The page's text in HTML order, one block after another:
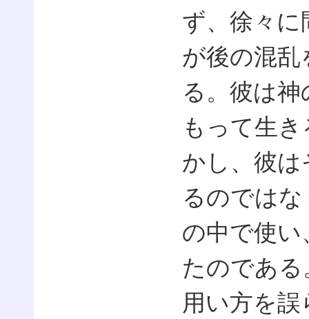
ず、徐々
が後の混
る。彼は
もって生
かし、彼
るのでは
の中で使
たのであ
用い方を